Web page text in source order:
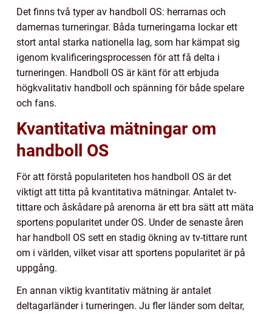
Det finns två typer av handboll OS: herrarnas och
damernas turneringar. Båda turneringarna lockar ett
stort antal starka nationella lag, som har kämpat sig
igenom kvalificeringsprocessen för att få delta i
turneringen. Handboll OS är känt för att erbjuda
högkvalitativ handboll och spänning för både spelare
och fans.
Kvantitativa mätningar om
handboll OS
För att förstå populariteten hos handboll OS är det
viktigt att titta på kvantitativa mätningar. Antalet tv-
tittare och åskådare på arenorna är ett bra sätt att mäta
sportens popularitet under OS. Under de senaste åren
har handboll OS sett en stadig ökning av tv-tittare runt
om i världen, vilket visar att sportens popularitet är på
uppgång.
En annan viktig kvantitativ mätning är antalet
deltagarländer i turneringen. Ju fler länder som deltar,